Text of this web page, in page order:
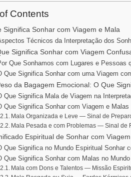
Contents
Significa Sonhar com Viagem e Mala
Técnicos da Interpretação dos
Significa Sonhar com Viagem
Que Sonhamos com Lugares e Pessoas
Que Significa Sonhar com uma Viagem
da Bagagem Emocional: O Que
Que Significa Mala de Viagem na
Que Significa Sonhar com Viagem e Malas
Mala Organizada e Leve — Sinal de
Mala Pesada e com Problemas — Sinal de
Espiritual de Sonhar com Viagem
Que Significa no Mundo Espiritual Sonhar
Que Significa Sonhar com Malas no
Mala com Dons e Talentos — Missão